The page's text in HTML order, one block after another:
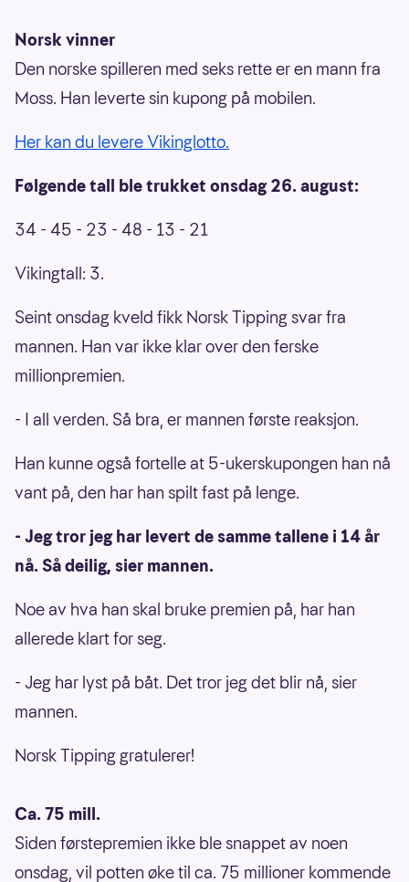
Norsk vinner
Den norske spilleren med seks rette er en mann fra
Moss. Han leverte sin kupong på mobilen.
Her kan du levere Vikinglotto.
Følgende tall ble trukket onsdag 26. august:
34 - 45 - 23 - 48 - 13 - 21
Vikingtall: 3.
Seint onsdag kveld fikk Norsk Tipping svar fra
mannen. Han var ikke klar over den ferske
millionpremien.
- I all verden. Så bra, er mannen første reaksjon.
Han kunne også fortelle at 5-ukerskupongen han nå
vant på, den har han spilt fast på lenge.
- Jeg tror jeg har levert de samme tallene i 14 år
nå. Så deilig, sier mannen.
Noe av hva han skal bruke premien på, har han
allerede klart for seg.
- Jeg har lyst på båt. Det tror jeg det blir nå, sier
mannen.
Norsk Tipping gratulerer!
Ca. 75 mill.
Siden førstepremien ikke ble snappet av noen
onsdag, vil potten øke til ca. 75 millioner kommende